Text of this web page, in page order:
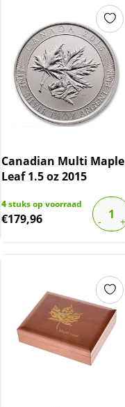
Canadian Multi Maple
Leaf 1.5 oz 2015
4stuks op voorraad
€179,96